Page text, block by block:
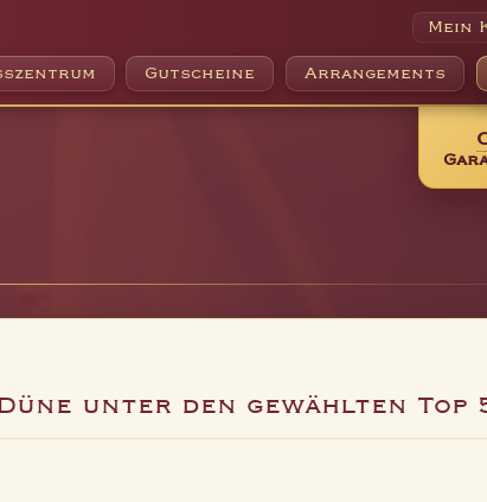
Gutscheine Arrangements
Mein
unter den gewählten Top